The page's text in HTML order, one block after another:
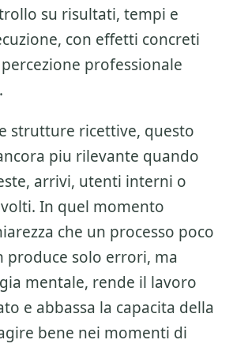
su risultati, tempi e
con effetti concreti
professionale
strutture ricettive, questo
piu rilevante quando
arrivi, utenti interni o
In quel momento
che un processo poco
produce solo errori, ma
mentale, rende il lavoro
e abbassa la capacita della
bene nei momenti di